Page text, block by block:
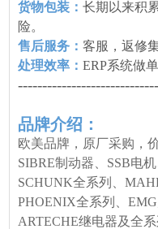
货物包装： 长期以来积
险。
售后服务： 客服，返修
处理效率： ERP系统做
品牌介绍：
欧美品牌，原厂采购，
SIBRE制动器、SSB电
SCHUNK全系列、
PHOENIX全系列、
ARTECHE继电器及全